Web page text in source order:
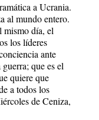
a Ucrania.
al mundo entero.
mismo día, el
los líderes
ante
que es el
quiere que
a todos los
de Ceniza,